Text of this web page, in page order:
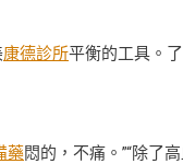
康德診所平衡的工具。
藥悶的，不痛。”“除了